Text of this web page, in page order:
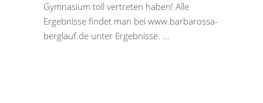
Gymnasium toll vertreten haben! Alle
Ergebnisse findet man bei www.barbarossa-
berglauf.de unter Ergebnisse.